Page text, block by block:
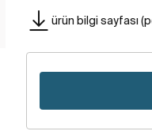
ürün bilgi sayfası